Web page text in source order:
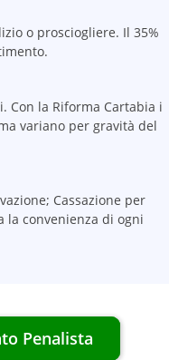
o prosciogliere. Il 35%
Con la Riforma Cartabia i
variano per gravità del
Cassazione per
convenienza di ogni
Penalista